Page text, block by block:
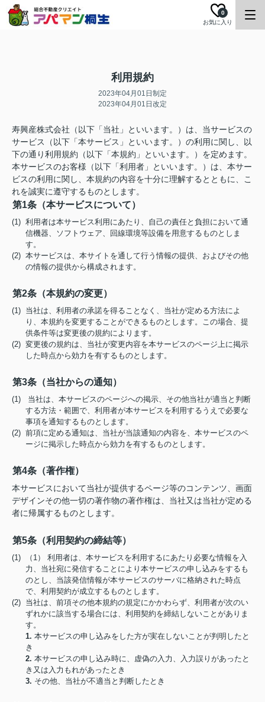
お気に入り
0
利用規約
2023年04月01日制定
2023年04月01日改定
寿興産株式会社（以下「当社」といいます。）は、当サービスの
サービス（以下「本サービス」といいます。）の利用に関し、以
下の通り利用規約（以下「本規約」といいます。）を定めます。
本サービスのお客様（以下「利用者」といいます。）は、本サー
ビスの利用に関し、本規約の内容を十分に理解するとともに、こ
れを誠実に遵守するものとします。
第1条（本サービスについて）
(1) 利用者は本サービス利用にあたり、自己の責任と負担において通
信機器、ソフトウェア、回線環境等設備を用意するものとしま
す。
(2) 本サービスは、本サイトを通して行う情報の提供、およびその他
の情報の提供から構成されます。
第2条（本規約の変更）
(1) 当社は、利用者の承諾を得ることなく、当社が定める方法によ
り、本規約を変更することができるものとします。この場合、提
供条件等は変更後の規約によります。
(2) 変更後の規約は、当社が変更内容を本サービスのページ上に掲示
した時点から効力を有するものとします。
第3条（当社からの通知）
(1) 当社は、本サービスのページへの掲示、その他当社が適当と判断
する方法・範囲で、利用者が本サービスを利用するうえで必要な
事項を通知するものとします。
(2) 前項に定める通知は、当社が当該通知の内容を、本サービスのペ
ージに掲示した時点から効力を有するものとします。
第4条（著作権）
本サービスにおいて当社が提供するページ等のコンテンツ、画面
デザインその他一切の著作物の著作権は、当社又は当社が定める
者に帰属するものとします。
第5条（利用契約の締結等）
(1) （1） 利用者は、本サービスを利用するにあたり必要な情報を入
力、当社宛に発信することにより本サービスの申し込みをするも
のとし、当該発信情報が本サービスのサーバに格納された時点
で、利用契約が成立するものとします。
(2) 当社は、前項その他本規約の規定にかかわらず、利用者が次のい
ずれかに該当する場合には、利用契約を締結しないことがありま
す。
1. 本サービスの申し込みをした方が実在しないことが判明したと
き
2. 本サービスの申し込み時に、虚偽の入力、入力誤りがあったと
き又は入力もれがあったとき
3. その他、当社が不適当と判断したとき